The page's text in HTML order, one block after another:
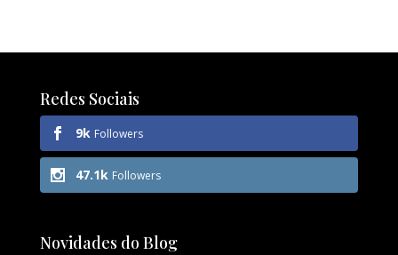
Redes Sociais
9k Followers
47.1k Followers
Novidades do Blog